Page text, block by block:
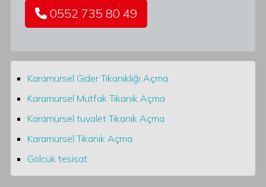
0552 735 80 49
Karamürsel Gider Tıkanıklığı Açma
Karamürsel Mutfak Tıkanık Açma
Karamürsel tuvalet Tıkanık Açma
Karamürsel Tıkanık Açma
Gölcük tesisat